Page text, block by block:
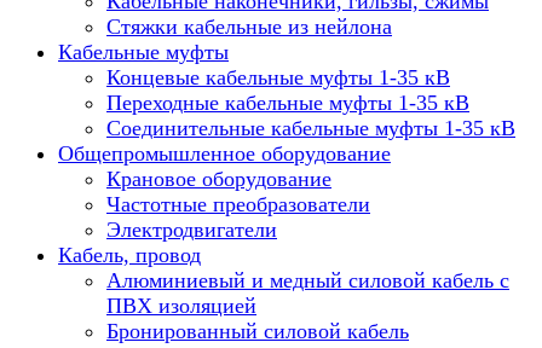
Стяжки кабельные из нейлона
Кабельные муфты
Концевые кабельные муфты 1-35 кВ
Переходные кабельные муфты 1-35 кВ
Соединительные кабельные муфты 1-35 кВ
Общепромышленное оборудование
Крановое оборудование
Частотные преобразователи
Электродвигатели
Кабель, провод
Алюминиевый и медный силовой кабель с
ПВХ изоляцией
Бронированный силовой кабель